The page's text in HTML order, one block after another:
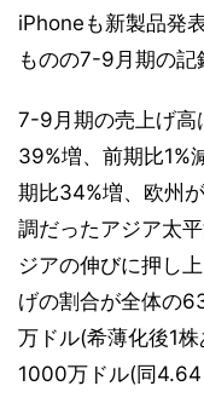
iPhoneも新製品発
ものの7-9月期の記
7-9月期の売上げ高
39%増、前期比1%
期比34%増、欧州
調だったアジア太
ジアの伸びに押し
げの割合が全体の
万ドル(希薄化後1
1000万ドル(同4.64